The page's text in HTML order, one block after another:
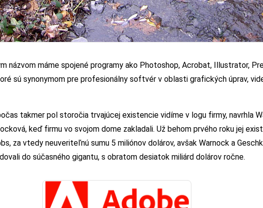
názvom máme spojené programy ako Photoshop, Acrobat, Illustrator,
sú synonymom pre profesionálny softvér v oblasti grafických úprav,
takmer pol storočia trvajúcej existencie vidíme v logu firmy, navrhla
keď firmu vo svojom dome zakladali. Už behom prvého roku jej
za vtedy neuveriteľnú sumu 5 miliónov dolárov, avšak Warnock a
do súčasného gigantu, s obratom desiatok miliárd dolárov ročne.